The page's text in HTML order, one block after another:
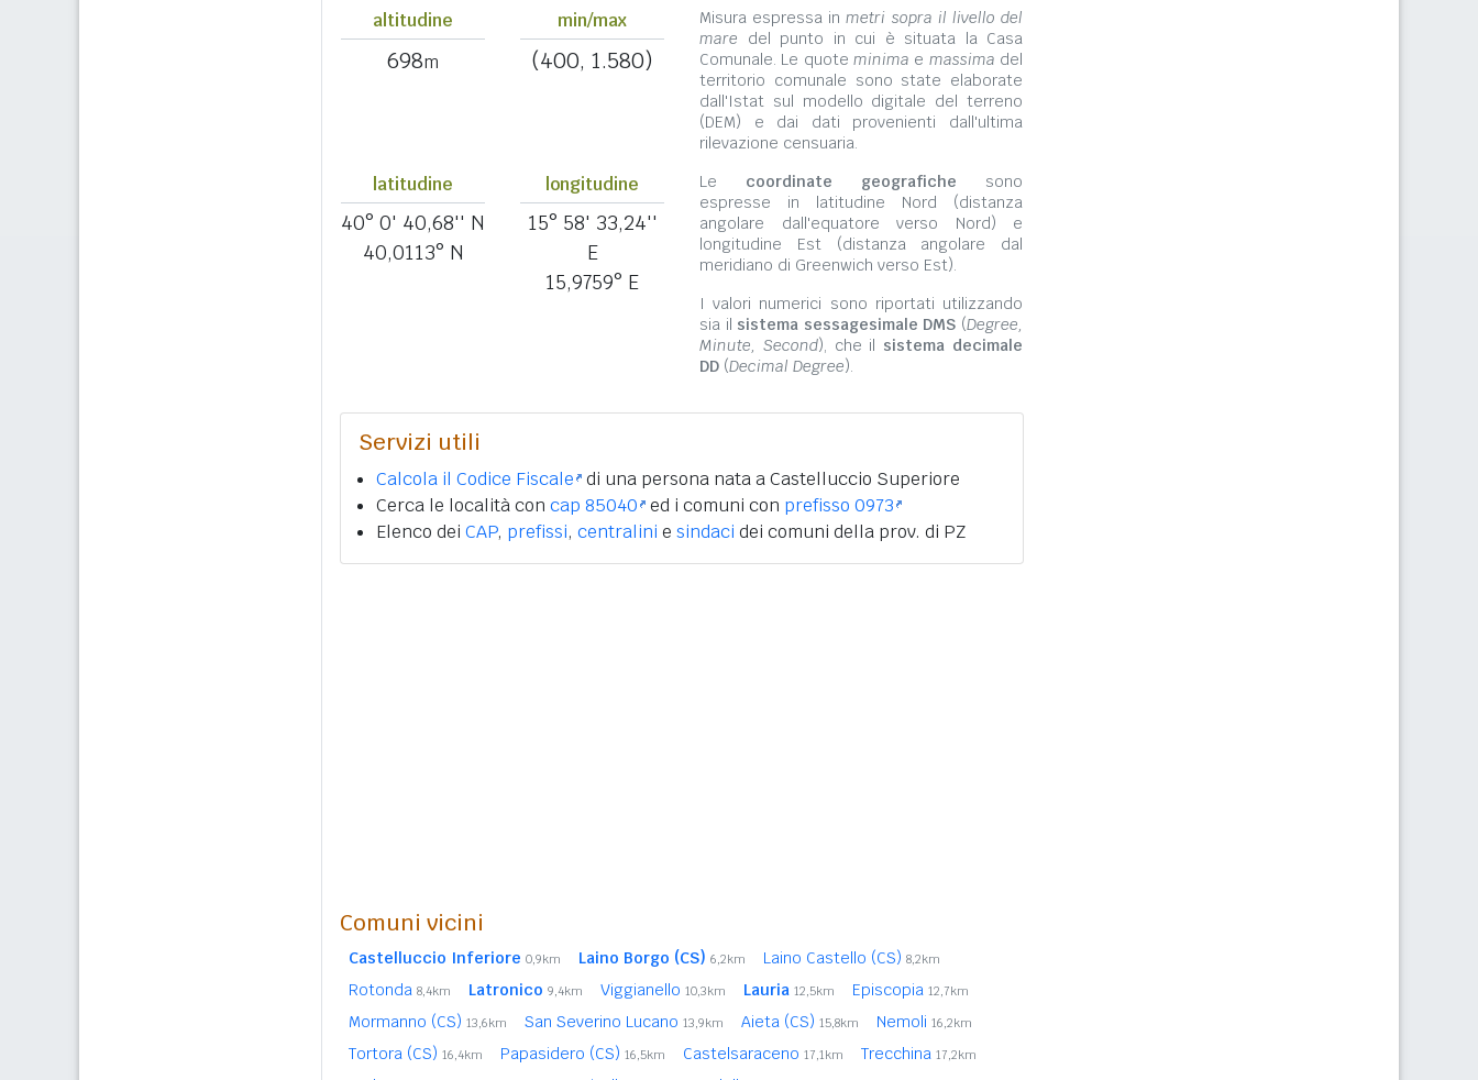
altitudine
698m
min/max
(400, 1.580)
Misura espressa inmetri sopra il livello del
mare del punto in cui è situata la Casa
Comunale. Le quote minima e massima del
territorio comunale sono state elaborate
dall'Istat sul modello digitale del terreno
(DEM) e dai dati provenienti dall'ultima
rilevazione censuaria.
latitudine
40° 0' 40,68'' N
40,0113° N
longitudine
15° 58' 33,24''
E
15,9759° E
Le coordinate geografiche sono
espresse in latitudine Nord (distanza
angolare dall'equatore verso Nord) e
longitudine Est (distanza angolare dal
meridiano di Greenwich verso Est).
I valori numerici sono riportati utilizzando
sia il sistema sessagesimale DMS (Degree,
Minute, Second), che il sistema decimale
DD (Decimal Degree).
Servizi utili
Calcola il Codice Fiscale di una persona nata a Castelluccio Superiore
Cerca le località con cap 85040 ed i comuni con prefisso 0973
Elenco dei CAP, prefissi, centralini e sindaci dei comuni della prov. di PZ
Comuni vicini
Castelluccio Inferiore 0,9km Laino Borgo (CS) 6,2km Laino Castello (CS) 8,2km
Rotonda 8,4km Latronico 9,4km Viggianello 10,3km Lauria 12,5km Episcopia 12,7km
Mormanno (CS) 13,6km San Severino Lucano 13,9km Aieta (CS) 15,8km Nemoli 16,2km
Tortora (CS) 16,4km Papasidero (CS) 16,5km Castelsaraceno 17,1km Trecchina 17,2km